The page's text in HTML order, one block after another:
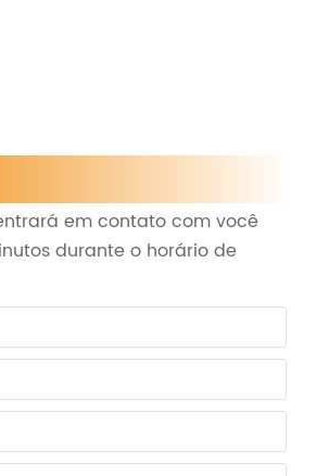
em contato com você
durante o horário de